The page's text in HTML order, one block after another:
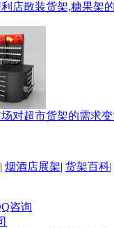
店散装货架,糖果架的
对超市货架的需求变
| 烟酒店展架| 货架百科|